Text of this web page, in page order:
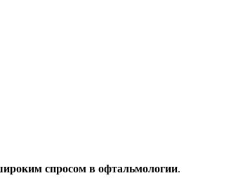
спросом в офтальмологии.